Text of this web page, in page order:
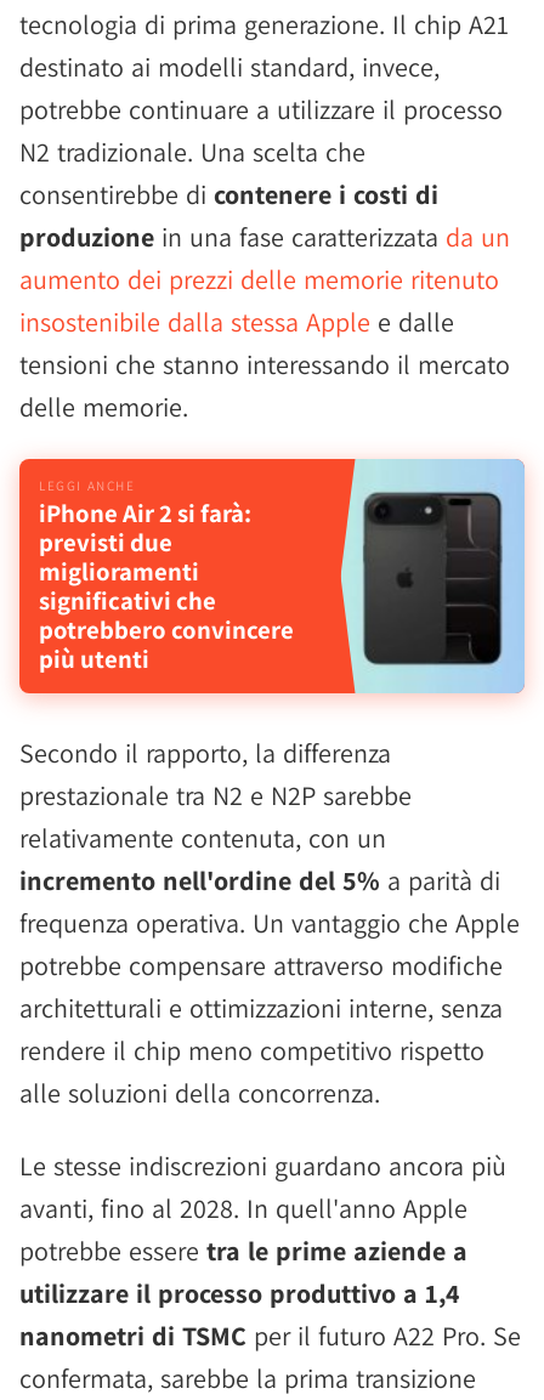
tecnologia di prima generazione. Il chip A21
destinato ai modelli standard, invece,
potrebbe continuare a utilizzare il processo
N2 tradizionale. Una scelta che
consentirebbe di contenere i costi di
produzione in una fase caratterizzata da un
aumento dei prezzi delle memorie ritenuto
insostenibile dalla stessa Apple e dalle
tensioni che stanno interessando il mercato
delle memorie.
iPhone Air 2 si farà:
previsti due
miglioramenti
significativi che
potrebbero convincere
più utenti
Secondo il rapporto, la differenza
prestazionale tra N2 e N2P sarebbe
relativamente contenuta, con un
incremento nell'ordine del 5% a parità di
frequenza operativa. Un vantaggio che Apple
potrebbe compensare attraverso modifiche
architetturali e ottimizzazioni interne, senza
rendere il chip meno competitivo rispetto
alle soluzioni della concorrenza.
Le stesse indiscrezioni guardano ancora più
avanti, fino al 2028. In quell'anno Apple
potrebbe essere tra le prime aziende a
utilizzare il processo produttivo a 1,4
nanometri di TSMC per il futuro A22 Pro. Se
confermata, sarebbe la prima transizione